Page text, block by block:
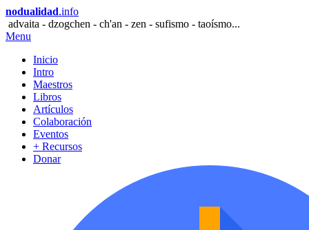
nodualidad.info
advaita - dzogchen - ch'an - zen - sufismo - taoísmo...
Menu
Inicio
Intro
Maestros
Libros
Artículos
Colaboración
Eventos
+ Recursos
Donar